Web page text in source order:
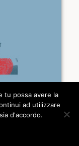
tu possa avere la
ad utilizzare
d'accordo.